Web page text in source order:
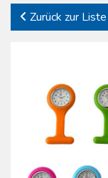
Zurück zur Liste